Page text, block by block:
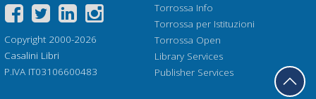
Copyright 2000-2026
Casalini Libri
P.IVA IT03106600483
Torrossa Info
Torrossa per Istituzioni
Torrossa Open
Library Services
Publisher Services